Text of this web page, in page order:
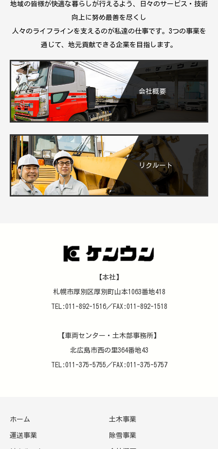
地域の皆様が快適な暮らしが行えるよう、日々のサービス・技術
向上に努め最善を尽くし
人々のライフラインを支えるのが私達の仕事です。3つの事業を
通じて、地元貢献できる企業を目指します。
会社概要
リクルート
【本社】
札幌市厚別区厚別町山本1063番地418
TEL:011-892-1516／FAX:011-892-1518
【車両センター・土木部事務所】
北広島市西の里364番地43
TEL:011-375-5755／FAX:011-375-5757
ホーム 土木事業
運送事業 除雪事業